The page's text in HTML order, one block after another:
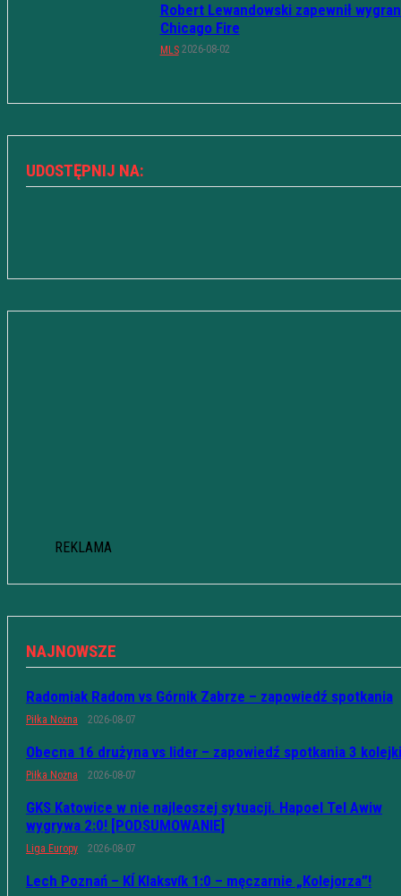
Robert Lewandowski zapewnił
Chicago Fire
MLS 2026-08-02
UDOSTĘPNIJ NA:
REKLAMA
NAJNOWSZE
Radomiak Radom vs Górnik Zabrze – zapowiedź spotkania
Piłka Nożna 2026-08-07
Obecna 16 drużyna vs lider – zapowiedź spotkania 3 kolejki
Piłka Nożna 2026-08-07
GKS Katowice w nie najleoszej sytuacji. Hapoel Tel Awiw
wygrywa 2:0! [PODSUMOWANIE]
Liga Europy 2026-08-07
Lech Poznań – KÍ Klaksvík 1:0 – męczarnie „Kolejorza”!